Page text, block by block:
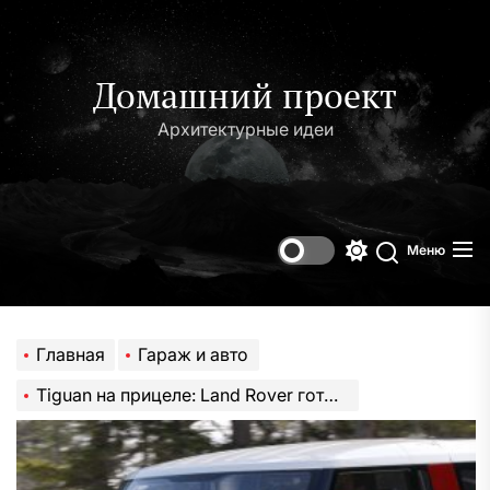
содержимому
Домашний проект
Архитектурные идеи
Поиск
Меню
Главная
Гараж и авто
Tiguan на прицеле: Land Rover готовит недорогой SUV в стилистике нового Defender